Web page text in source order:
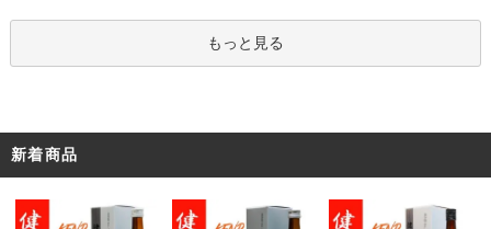
もっと見る
新着商品